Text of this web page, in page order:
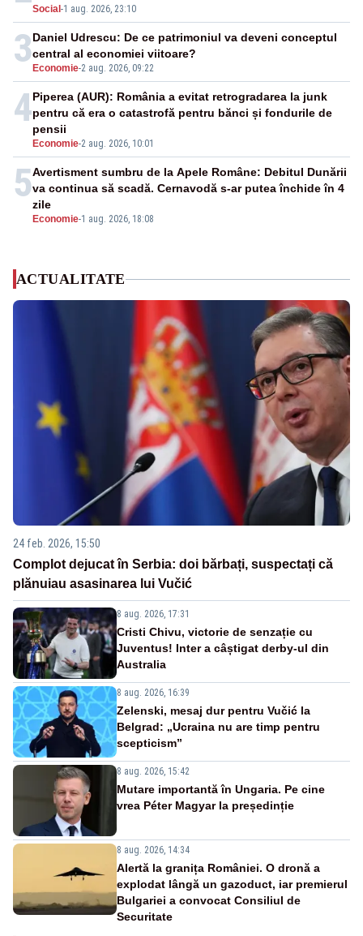
Social -1 aug. 2026, 23:10
3 Economie-2 aug. 2026, 09:22
Daniel Udrescu: De ce patrimoniul va deveni conceptul
central al economiei viitoare?
4
Economie-2 aug. 2026, 10:01
Piperea (AUR): România a evitat retrogradarea la junk
pentru că era o catastrofă pentru bănci și fondurile de
pensii
5
Economie-1 aug. 2026, 18:08
Avertisment sumbru de la Apele Române: Debitul Dunării
va continua să scadă. Cernavodă s-ar putea închide în 4
zile
ACTUALITATE
24 feb. 2026, 15:50
Complot dejucat în Serbia: doi bărbați, suspectați că
plănuiau asasinarea lui Vučić
8 aug. 2026, 17:31
Cristi Chivu, victorie de senzație cu
Juventus! Inter a câștigat derby-ul din
Australia
8 aug. 2026, 16:39
Zelenski, mesaj dur pentru Vučić la
Belgrad: „Ucraina nu are timp pentru
scepticism”
8 aug. 2026, 15:42
Mutare importantă în Ungaria. Pe cine
vrea Péter Magyar la președinție
8 aug. 2026, 14:34
Alertă la granița României. O dronă a
explodat lângă un gazoduct, iar premierul
Bulgariei a convocat Consiliul de
Securitate